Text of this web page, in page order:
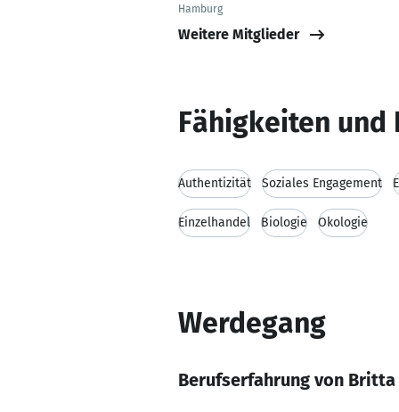
Hamburg
Weitere Mitglieder
Fähigkeiten und
Authentizität Soziales Engagement
Einzelhandel Biologie Ökologie
Werdegang
Berufserfahrung von